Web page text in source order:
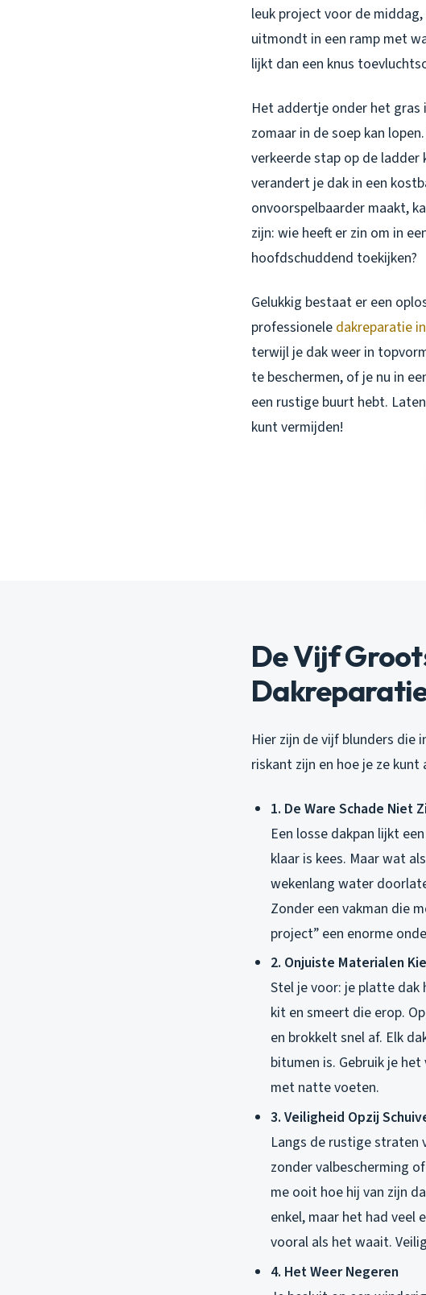
leuk project voor de
uitmondt in een ramp met
lijkt dan een knus
Het addertje onder het
zomaar in de soep kan
verkeerde stap op de ladder
verandert je dak in een
onvoorspelbaarder maakt,
zijn: wie heeft er zin om in
hoofdschuddend toekijken?
Gelukkig bestaat er een
professionele dakreparatie
terwijl je dak weer in
te beschermen, of je nu in
een rustige buurt hebt.
kunt vermijden!
De Vijf
Hier zijn de vijf blunders die
riskant zijn en hoe je ze kunt
1. De Ware Schade Niet
Een losse dakpan lijkt
klaar is kees. Maar wat
wekenlang water
Zonder een vakman die
project” een enorme
2. Onjuiste Materialen
Stel je voor: je platte dak
kit en smeert die erop.
en brokkelt snel af. Elk
bitumen is. Gebruik je
met natte voeten.
3. Veiligheid Opzij
Langs de rustige straten
zonder valbescherming
me ooit hoe hij van zijn
enkel, maar het had veel
vooral als het waait.
4. Het Weer Negeren